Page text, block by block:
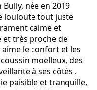
née en 2019
louloute tout juste
calme et
et très proche de
aime le confort et les
moelleux, des
à ses côtés .
paisible et tranquille,